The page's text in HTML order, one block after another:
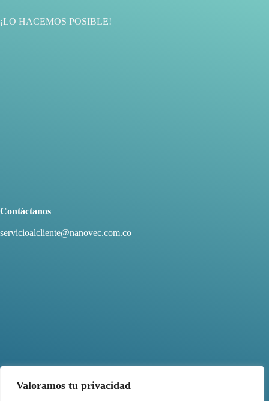
Valoramos tu privacidad
¡LO HACEMOS POSIBLE!
Contáctanos
servicioalcliente@nanovec.com.co